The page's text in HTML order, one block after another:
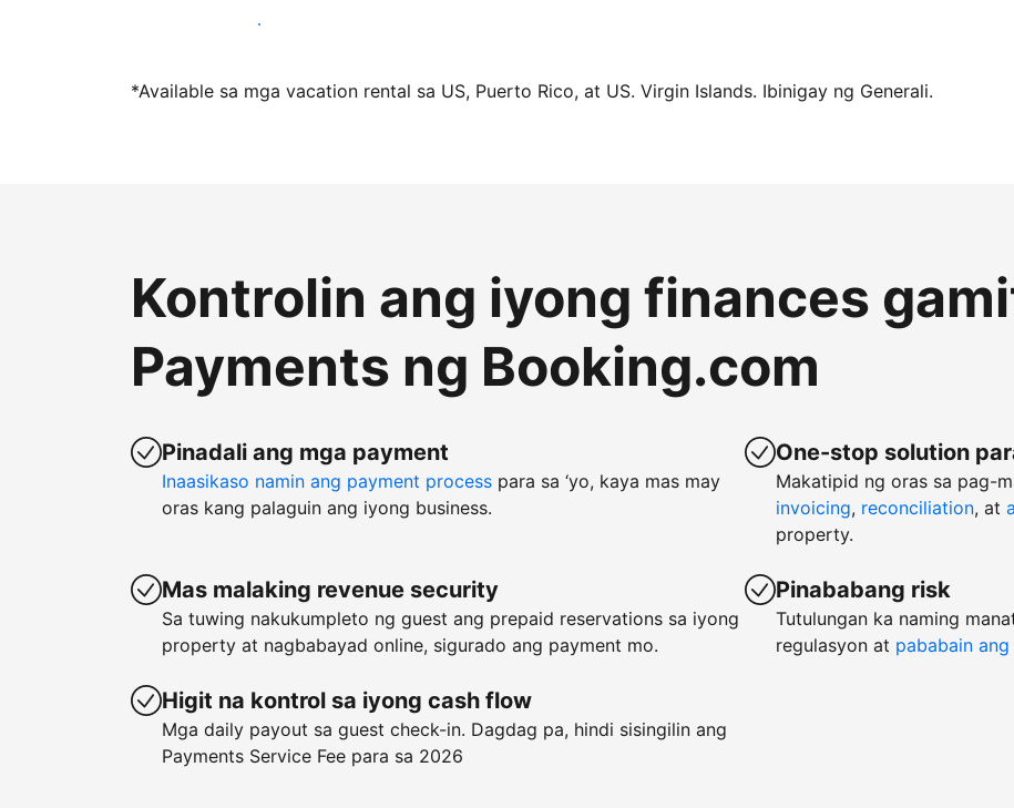
Mag-host sa amin ngayon
*Available sa mga vacation rental sa US, Puerto Rico, at US. Virgin Islands. Ibinigay ng Generali.
Kontrolin ang iyong finances
Payments ng Booking.com
Pinadali ang mga payment
Inaasikaso namin ang payment process para sa ‘yo, kaya mas may
oras kang palaguin ang iyong business.
Mas malaking revenue security
Sa tuwing nakukumpleto ng guest ang prepaid reservations sa iyong
property at nagbabayad online, sigurado ang payment mo.
Higit na kontrol sa iyong cash flow
Mga daily payout sa guest check-in. Dagdag pa, hindi sisingilin ang
Payments Service Fee para sa 2026
One-stop solution
Makatipid ng oras sa pag-
invoicing, reconciliation, at
property.
Pinababang risk
Tutulungan ka naming
regulasyon at pababain